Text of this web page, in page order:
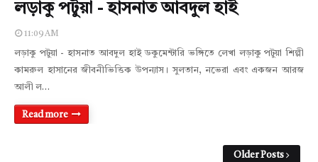
লড়াকু পটুয়া - হাসনাত আবদুল হাই
11:09 AM
লড়াকু পটুয়া - হাসনাত আবদুল হাই ডকুমেন্টারি ভঙ্গিতে লেখা লড়াকু পটুয়া শিল্পী
কামরুল হাসানের জীবনীভিত্তিক উপন্যাস। সুলতান, নভেরা এবং একজন আরজ
আলী ল…
Read more
Older Posts